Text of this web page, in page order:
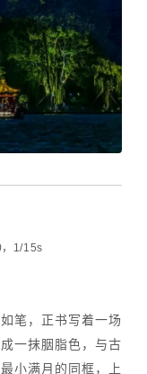
1/15s
笔，正书写着一场
一抹胭脂色，与古
小满月的同框，上